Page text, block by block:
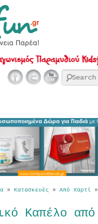
» Κατασκευές » Από Χαρτί »
Καπέλο από